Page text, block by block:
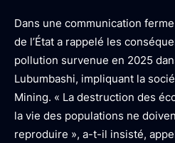
Dans une communication
de l’État a rappelé les
pollution survenue en 2025
Lubumbashi, impliquant la
Mining. « La destruction des
la vie des populations ne
reproduire », a-t-il insisté,